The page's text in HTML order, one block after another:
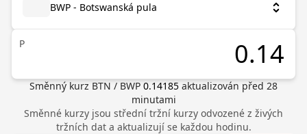
BWP - Botswanská pula
P
Směnný kurz BTN / BWP 0.14185 aktualizován před 28
minutami
Směnné kurzy jsou střední tržní kurzy odvozené z živých
tržních dat a aktualizují se každou hodinu.